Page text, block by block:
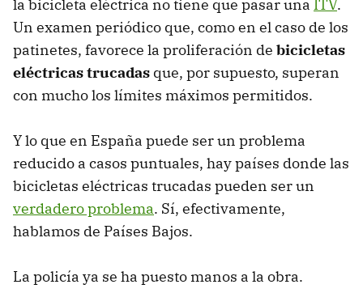
la bicicleta eléctrica no tiene que pasar una ITV.
Un examen periódico que, como en el caso de los
patinetes, favorece la proliferación de bicicletas
eléctricas trucadas que, por supuesto, superan
con mucho los límites máximos permitidos.
Y lo que en España puede ser un problema
reducido a casos puntuales, hay países donde las
bicicletas eléctricas trucadas pueden ser un
verdadero problema. Sí, efectivamente,
hablamos de Países Bajos.
La policía ya se ha puesto manos a la obra.